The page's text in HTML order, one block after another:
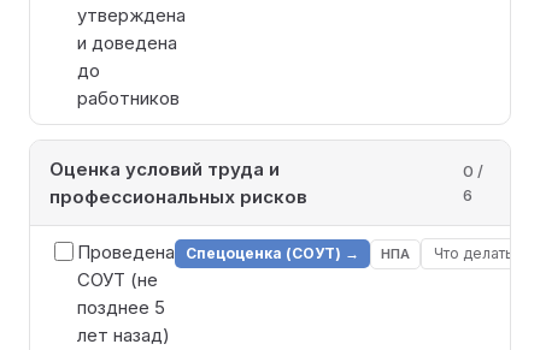
утверждена
и доведена
до
работников
Оценка условий труда и
профессиональных рисков
0 /
6
Проведена
СОУТ (не
позднее 5
лет назад)
Спецоценка (СОУТ) → НПА Что делать